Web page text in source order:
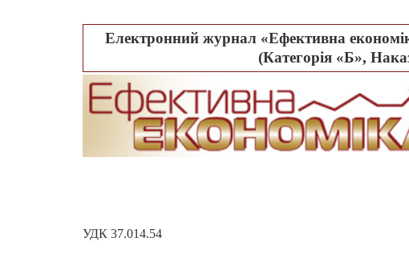
Електронний журнал «Ефективна
(Категорія «Б»,
УДК 37.014.54